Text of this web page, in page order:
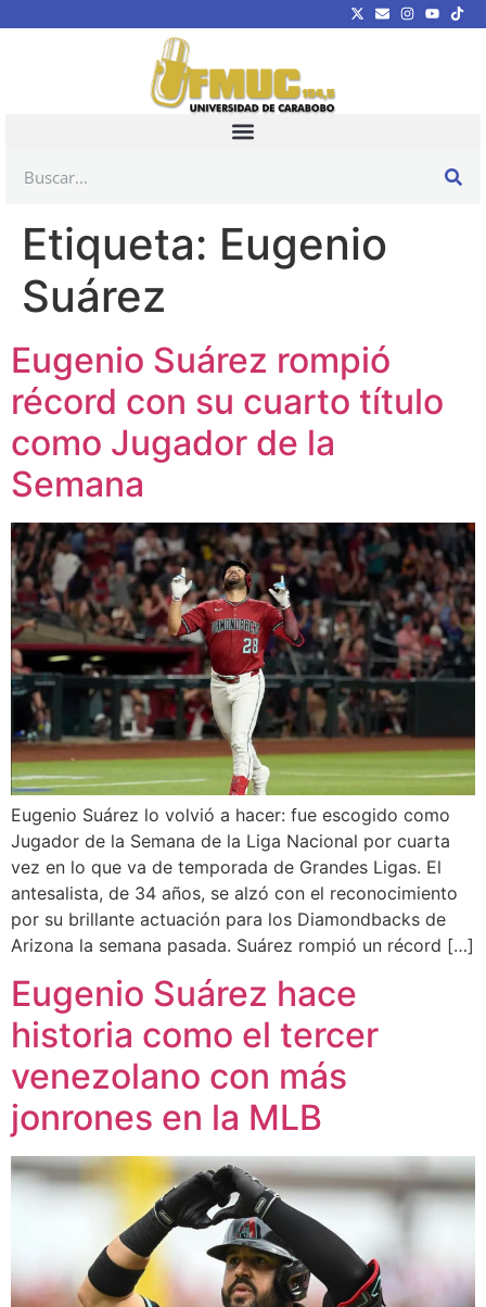
Etiqueta: Eugenio
Suárez
Eugenio Suárez rompió
récord con su cuarto título
como Jugador de la
Semana
Eugenio Suárez lo volvió a hacer: fue escogido como
Jugador de la Semana de la Liga Nacional por cuarta
vez en lo que va de temporada de Grandes Ligas. El
antesalista, de 34 años, se alzó con el reconocimiento
por su brillante actuación para los Diamondbacks de
Arizona la semana pasada. Suárez rompió un récord […]
Eugenio Suárez hace
historia como el tercer
venezolano con más
jonrones en la MLB